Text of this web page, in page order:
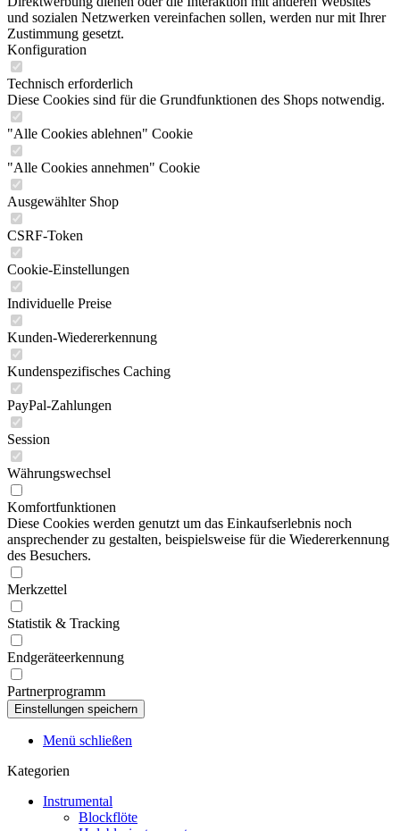
und sozialen Netzwerken vereinfachen sollen, werden nur mit Ihrer
Zustimmung gesetzt.
Konfiguration
Technisch erforderlich
Diese Cookies sind für die Grundfunktionen des Shops notwendig.
"Alle Cookies ablehnen" Cookie
"Alle Cookies annehmen" Cookie
Ausgewählter Shop
CSRF-Token
Cookie-Einstellungen
Individuelle Preise
Kunden-Wiedererkennung
Kundenspezifisches Caching
PayPal-Zahlungen
Session
Währungswechsel
Komfortfunktionen
Diese Cookies werden genutzt um das Einkaufserlebnis noch
ansprechender zu gestalten, beispielsweise für die Wiedererkennung
des Besuchers.
Merkzettel
Statistik & Tracking
Endgeräteerkennung
Partnerprogramm
Menü schließen
Kategorien
Instrumental
Blockflöte